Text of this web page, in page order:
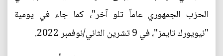
الحزب الجمهوري عاماً تلو آخر"، كما جاء في يومية
"نيويورك تايمز"، في 9 تشرين الثاني/نوفمبر 2022.